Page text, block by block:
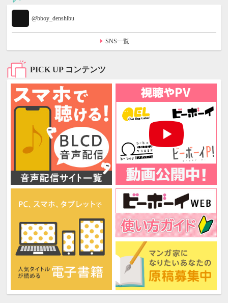
@bboy_denshibu
SNS一覧
PICK UP コンテンツ